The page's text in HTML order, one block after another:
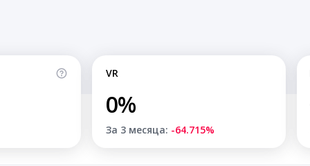
VR
0%
За 3 месяца: -64.715%